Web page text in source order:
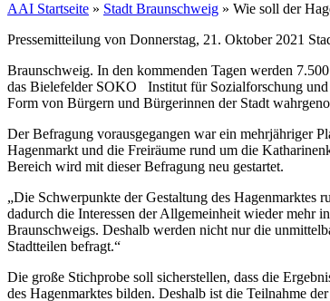
AAI Startseite » Stadt Braunschweig » Wie soll der
Pressemitteilung von Donnerstag, 21. Oktober 2021
Braunschweig. In den kommenden Tagen werden
das Bielefelder SOKO Institut für Sozialforschung und
Form von Bürgern und Bürgerinnen der Stadt
Der Befragung vorausgegangen war ein mehrjähriger
Hagenmarkt und die Freiräume rund um die
Bereich wird mit dieser Befragung neu gestartet.
„Die Schwerpunkte der Gestaltung des Hagenmarktes
dadurch die Interessen der Allgemeinheit wieder mehr
Braunschweigs. Deshalb werden nicht nur die
Stadtteilen befragt.“
Die große Stichprobe soll sicherstellen, dass die
des Hagenmarktes bilden. Deshalb ist die Teilnahme